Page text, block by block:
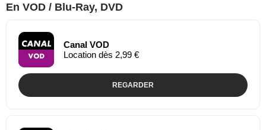
En VOD / Blu-Ray, DVD
Canal VOD
Location dès 2,99 €
REGARDER